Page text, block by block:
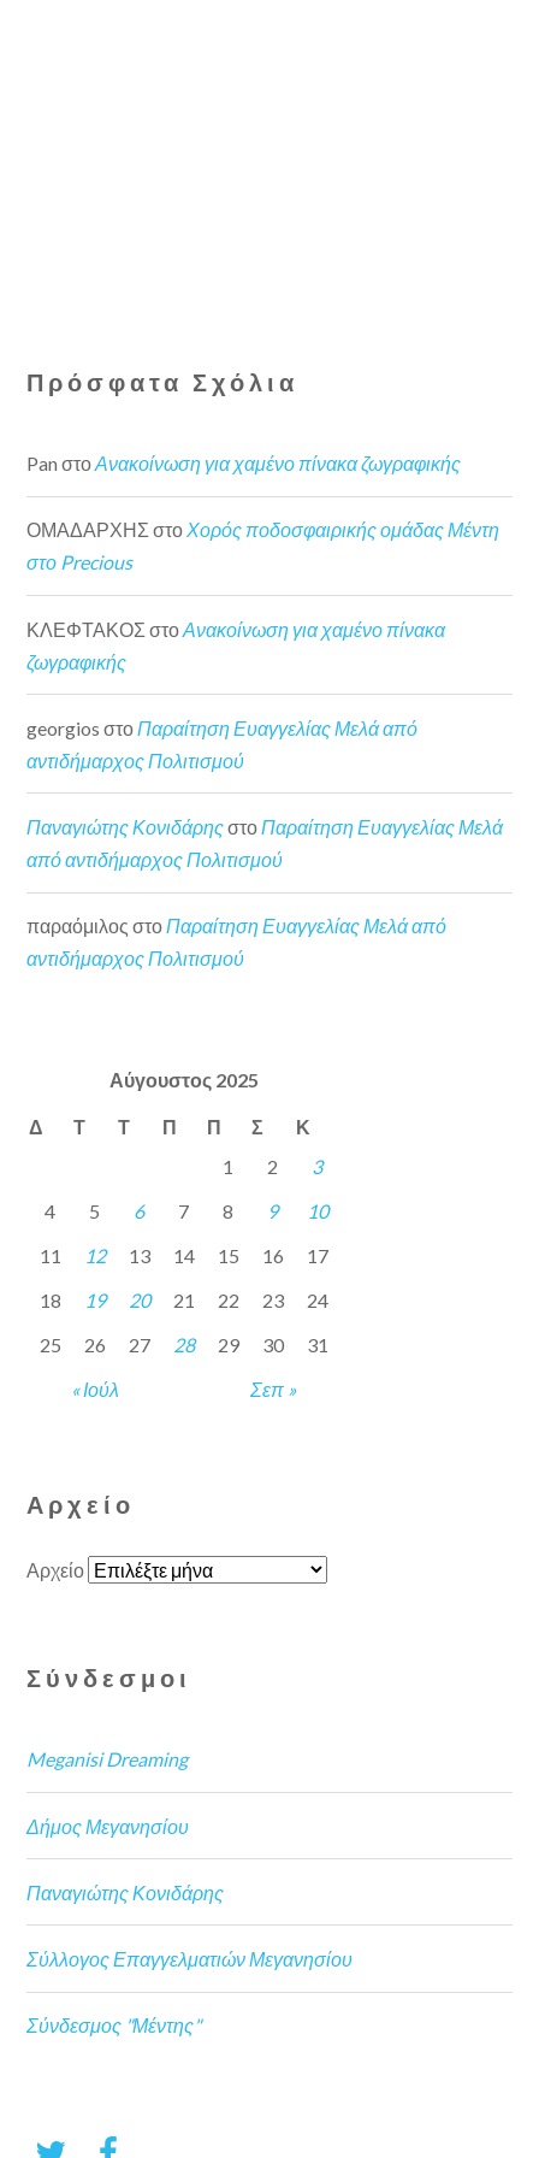
Πρόσφατα Σχόλια
Pan στοΑνακοίνωση για χαμένο πίνακα ζωγραφικής
ΟΜΑΔΑΡΧΗΣ στοΧορός ποδοσφαιρικής ομάδας Μέντη
στο Precious
ΚΛΕΦΤΑΚΟΣ στοΑνακοίνωση για χαμένο πίνακα
ζωγραφικής
georgios στο Παραίτηση Ευαγγελίας Μελά από
αντιδήμαρχος Πολιτισμού
Παναγιώτης ΚονιδάρηςστοΠαραίτηση Ευαγγελίας Μελά
από αντιδήμαρχος Πολιτισμού
παραόμιλος στοΠαραίτηση Ευαγγελίας Μελά από
αντιδήμαρχος Πολιτισμού
Αύγουστος 2025
Δ Τ Τ Π Π Σ Κ
« Ιούλ Σεπ »
1 2
3
4
5 6 7 8 9
10
11
12 13 14 15 16
17
18
19 20 21 22 23
24
25
26 27 28 29 30 31
Αρχείο
Αρχείο
Σύνδεσμοι
Meganisi Dreaming
Δήμος Μεγανησίου
Παναγιώτης Κονιδάρης
Σύλλογος Επαγγελματιών Μεγανησίου
Σύνδεσμος "Μέντης"